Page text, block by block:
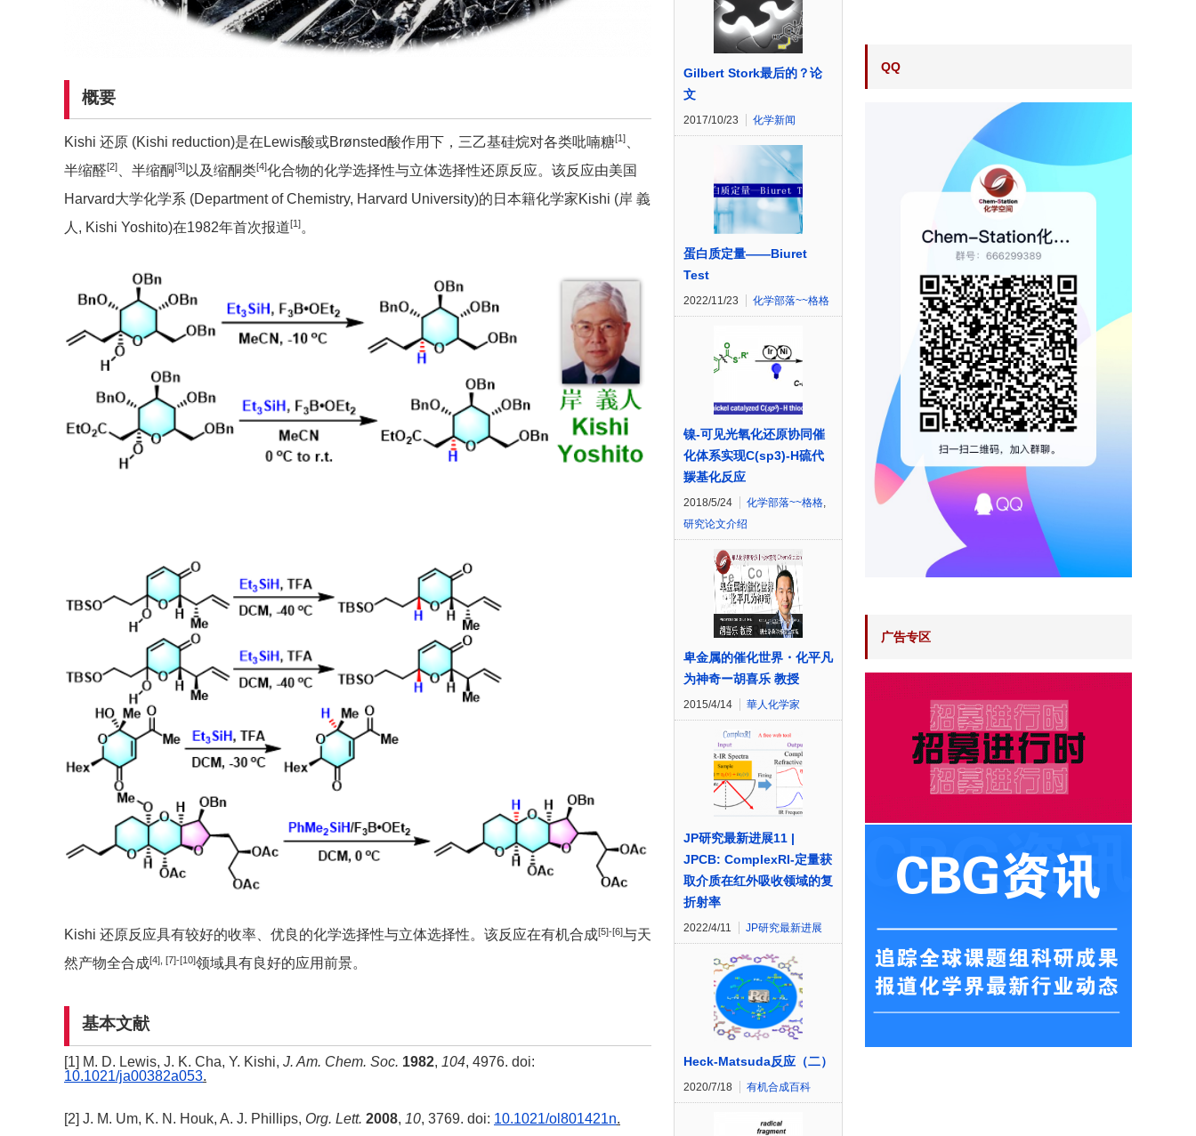
概要
Kishi 还原 (Kishi reduction)是在Lewis酸或Brønsted酸作用下，三乙基硅烷对各类吡喃糖[1]
半缩醛[2] 、半缩酮 [3] 以及缩酮类[4]化合物的化学选择性与立体选择性还原反应。该反应由美国
Harvard大学化学系 (Department of Chemistry, Harvard University)的日本籍化学家Kishi (岸 義
人, Kishi Yoshito)在1982年首次报道[1] 。
Kishi 还原反应具有较好的收率、优良的化学选择性与立体选择性。该反应在有机合成[5]-[6]与天
然产物全合成[4], [7]-[10]领域具有良好的应用前景。
基本文献
[1] M. D. Lewis, J. K. Cha, Y. Kishi, J. Am. Chem. Soc. 1982, 104, 4976. doi:
10.1021/ja00382a053.
[2] J. M. Um, K. N. Houk, A. J. Phillips, Org. Lett. 2008, 10, 3769. doi: 10.1021/ol801421n.
Gilbert Stork最后的？论
文
2017/10/23 化学新闻
蛋白质定量——Biuret
Test
2022/11/23 化学部落~~格格
镍-可见光氧化还原协同催
化体系实现C(sp3)-H硫代
羰基化反应
2018/5/24 化学部落~~格格,
研究论文介绍
卑金属的催化世界・化平凡
为神奇ー胡喜乐 教授
2015/4/14 華人化学家
JP研究最新进展11 |
JPCB: ComplexRI-定量获
取介质在红外吸收领域的复
折射率
2022/4/11 JP研究最新进展
Heck-Matsuda反应（二）
2020/7/18 有机合成百科
QQ
广告专区